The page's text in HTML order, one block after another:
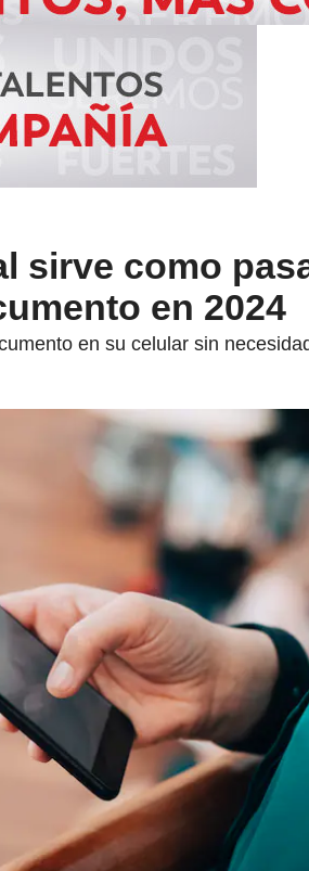
sirve como
en 2024
en su celular sin